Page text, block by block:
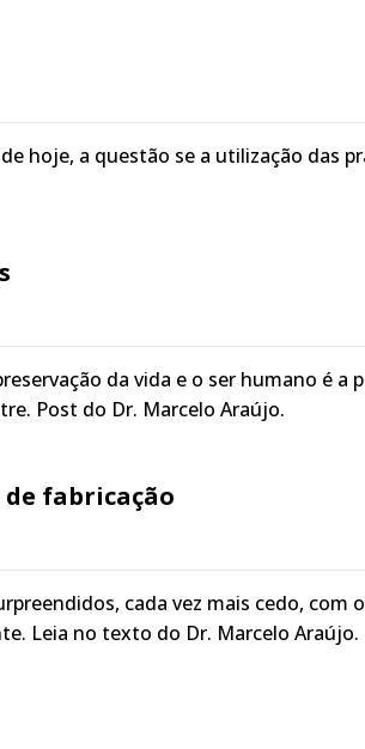
hoje, a questão se a utilização das
da vida e o ser humano é a
Post do Dr. Marcelo Araújo.
fabricação
cada vez mais cedo, com o
Leia no texto do Dr. Marcelo Araújo.